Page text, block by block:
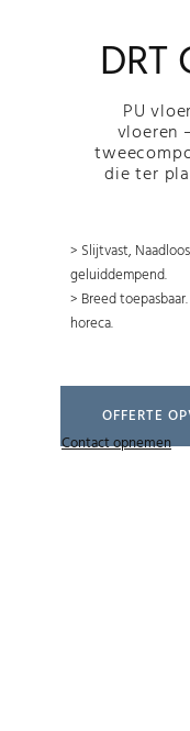
DRT
PU
vloeren
die ter
> Slijtvast,
geluiddempend.
> Breed
horeca.
OFFERTE
Contact opnemen